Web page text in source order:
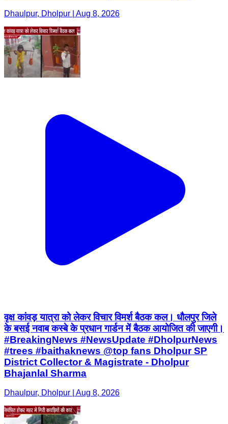
Dhaulpur, Dholpur | Aug 8, 2026
वृक्ष कांवड़ यात्रा को लेकर विचार विमर्श बैठक कल। धौलपुर जिले
के बसई नवाब कस्बे के प्रधान गार्डन में बैठक आयोजित की जाएगी।
#BreakingNews #NewsUpdate #DholpurNews
#trees #baithaknews @top fans Dholpur SP
District Collector & Magistrate - Dholpur
Bhajanlal Sharma
Dhaulpur, Dholpur | Aug 8, 2026